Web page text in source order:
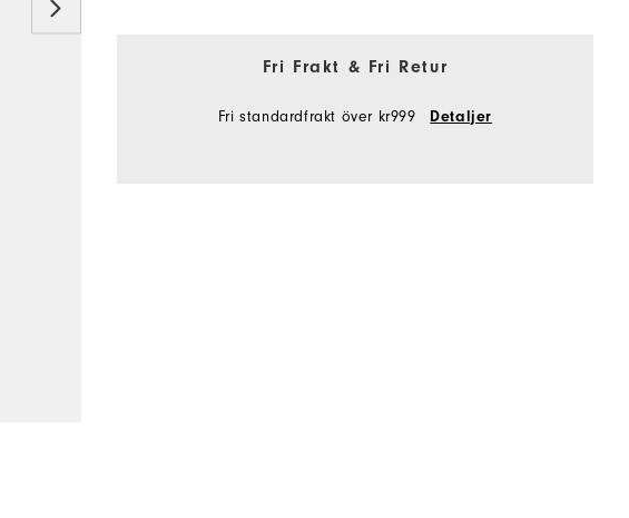
Fri Frakt & Fri Retur
Fri standardfrakt över kr999 Detaljer